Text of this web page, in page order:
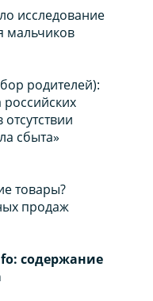
исследование
мальчиков
родителей):
сбыта»
товары?
продаж
содержание